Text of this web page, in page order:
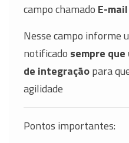
campo chamado E-
Nesse campo informe
notificado sempre
de integraçãopara
agilidade
Pontos importantes: